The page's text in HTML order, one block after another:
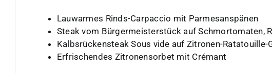
Lauwarmes Rinds-Carpaccio mit Parmesanspänen
Steak vom Bürgermeisterstück auf Schmortomaten,
Kalbsrückensteak Sous vide auf Zitronen-Ratatouille-
Erfrischendes Zitronensorbet mit Crémant